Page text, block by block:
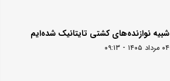
شبیه نوازنده‌های کشتی تایتانیک شده‌ایم
۰۴ مرداد ۱۴۰۵ - ۰۹:۱۳